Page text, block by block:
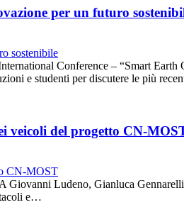
per un futuro
Conference – “Smart Earth
e studenti per discutere le più
veicoli del progetto CN-
Ludeno, Gianluca
e…